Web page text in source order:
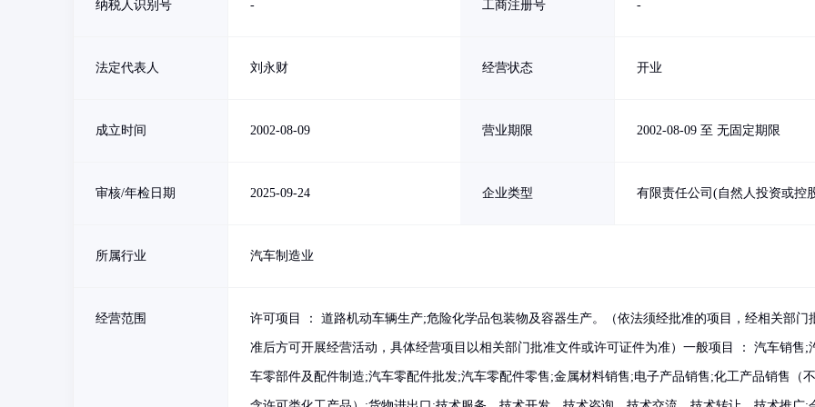
纳税人识别号 - 工商注册号 -
法定代表人 刘永财 经营状态 开业
成立时间 2002-08-09 营业期限 2002-08-09 至 无固定期限
审核/年检日期 2025-09-24 企业类型 有限责任公司(自然人投资或控
所属行业 汽车制造业
经营范围 许可项目 ： 道路机动车辆生产;危险化学品包装物及容器生产。（依法须经批准的项目，经相关部门
准后方可开展经营活动，具体经营项目以相关部门批准文件或许可证件为准）一般项目 ： 汽车销售;
车零部件及配件制造;汽车零配件批发;汽车零配件零售;金属材料销售;电子产品销售;化工产品销售（不